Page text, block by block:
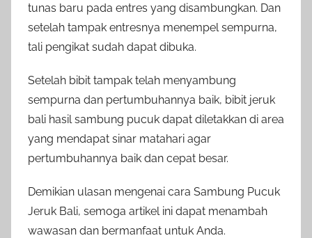
tunas baru pada entres yang disambungkan. Dan
setelah tampak entresnya menempel sempurna,
tali pengikat sudah dapat dibuka.
Setelah bibit tampak telah menyambung
sempurna dan pertumbuhannya baik, bibit jeruk
bali hasil sambung pucuk dapat diletakkan di area
yang mendapat sinar matahari agar
pertumbuhannya baik dan cepat besar.
Demikian ulasan mengenai cara Sambung Pucuk
Jeruk Bali, semoga artikel ini dapat menambah
wawasan dan bermanfaat untuk Anda.